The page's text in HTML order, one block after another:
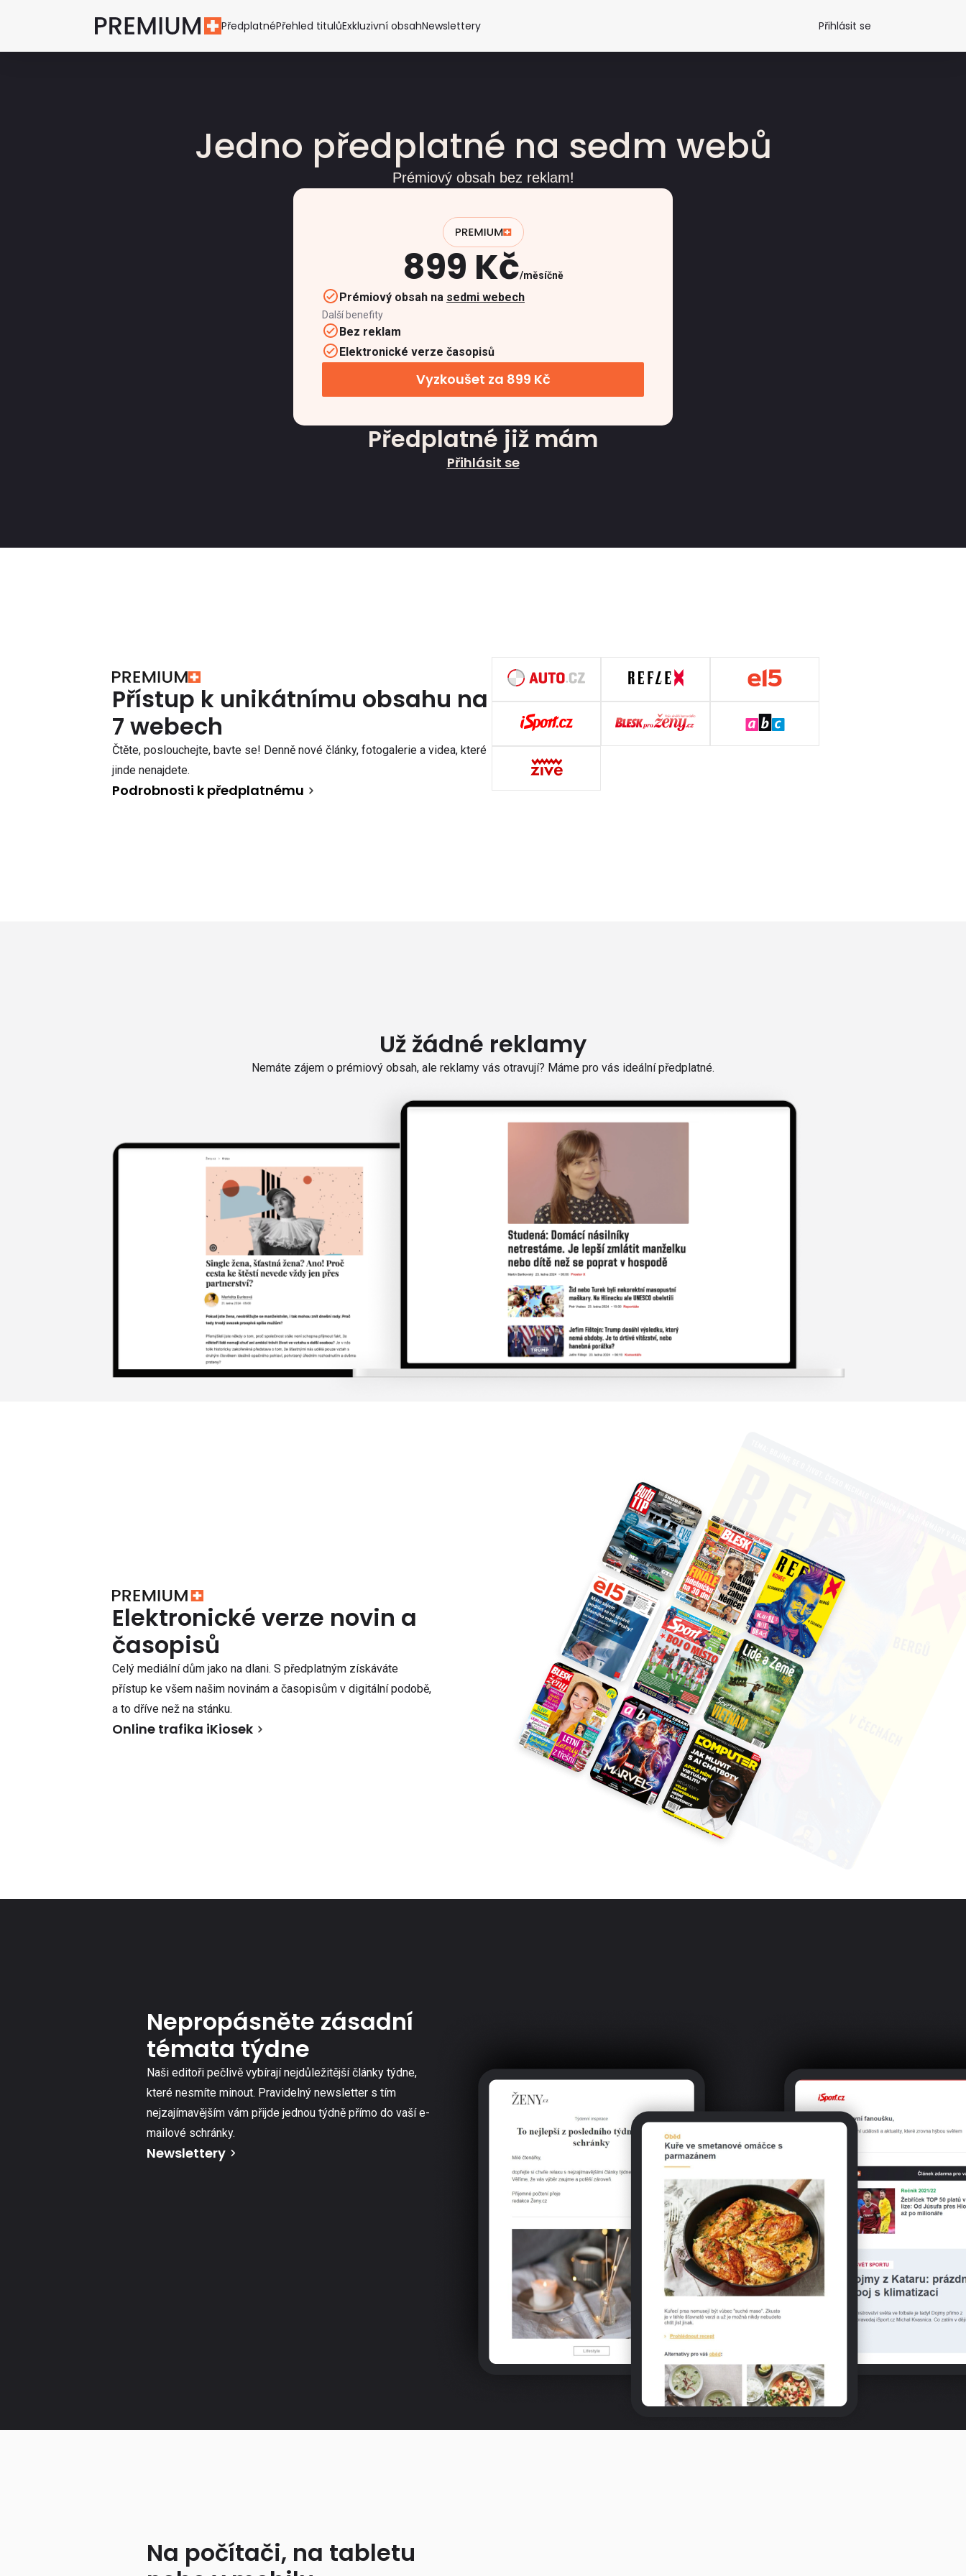
PředplatnéPřehled titulůExkluzivní obsahNewslettery Přihlásit se
Jedno předplatné na sedm webů
Prémiový obsah bez reklam!
899 Kč měsíčně
Prémiový obsah na sedmi webech
Další benefity
Bez reklam
Elektronické verze časopisů
Vyzkoušet za 899 Kč
Předplatné již mám
Přihlásit se
Přístup k unikátnímu obsahu na
7 webech
Čtěte, poslouchejte, bavte se! Denně nové články, fotogalerie a videa, které
jinde nenajdete.
Podrobnosti k předplatnému
Už žádné reklamy
Nemáte zájem o prémiový obsah, ale reklamy vás otravují? Máme pro vás ideální předplatné.
Elektronické verze novin a
časopisů
Celý mediální dům jako na dlani. S předplatným získáváte
přístup ke všem našim novinám a časopisům v digitální podobě,
a to dříve než na stánku.
Online trafika iKiosek
Nepropásněte zásadní
témata týdne
Naši editoři pečlivě vybírají nejdůležitější články týdne,
které nesmíte minout. Pravidelný newsletter s tím
nejzajímavějším vám přijde jednou týdně přímo do vaší e-
mailové schránky.
Newslettery
Na počítači, na tabletu